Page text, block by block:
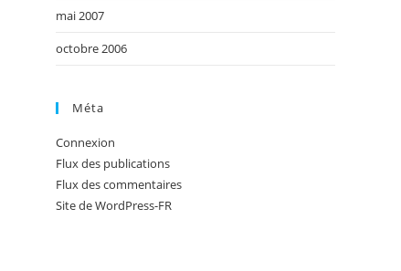
mai 2007
octobre 2006
Méta
Connexion
Flux des publications
Flux des commentaires
Site de WordPress-FR